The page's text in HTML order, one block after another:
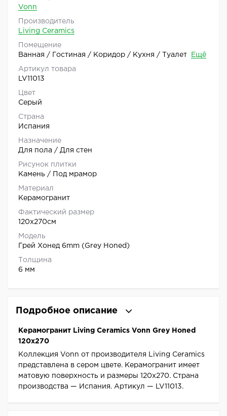
Vonn
Производитель
Living Ceramics
Помещение
Ванная / Гостиная / Коридор / Кухня / Туалет
Ещё
Артикул товара
LV11013
Цвет
Серый
Страна
Испания
Назначение
Для пола / Для стен
Рисунок плитки
Камень / Под мрамор
Материал
Керамогранит
Фактический размер
120x270см
Модель
Грей Хонед 6mm (Grey Honed)
Толщина
6 мм
Подробное описание
Керамогранит Living Ceramics Vonn Grey Honed
120x270
Коллекция Vonn от производителя Living Ceramics
представлена в сером цвете. Керамогранит имеет
матовую поверхность и размеры 120x270. Страна
производства — Испания. Артикул — LV11013.